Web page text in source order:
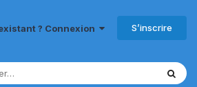
? Connexion S’inscrire